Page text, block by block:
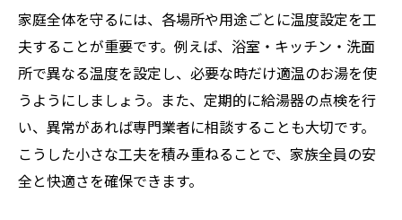
家庭全体を守るには、各場所や用途ごとに温度設定を工
夫することが重要です。例えば、浴室・キッチン・洗面
所で異なる温度を設定し、必要な時だけ適温のお湯を使
うようにしましょう。また、定期的に給湯器の点検を行
い、異常があれば専門業者に相談することも大切です。
こうした小さな工夫を積み重ねることで、家族全員の安
全と快適さを確保できます。